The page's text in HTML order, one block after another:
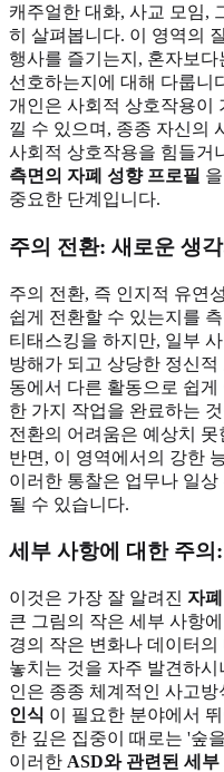
캐주얼한 대화, 사교 모임,
히 살펴봅니다. 이 영역의
행사를 즐기는지, 혼자보
선호하는지에 대해 다룹니
개인은 사회적 상호작용이
낄 수 있으며, 종종 자신의
사회적 상호작용을 힘들거
측면의 자폐 성향 프로필
중요한 단계입니다.
주의 전환: 새로운 생
주의 전환, 즉 인지적 유연
쉽게 전환할 수 있는지를
티태스킹을 하지만, 일부
방해가 되고 상당한 정신
동에서 다른 활동으로 쉽게
한 가지 작업을 완료하는
전환의 어려움은 예상치
반면, 이 영역에서의 강한
이러한 통찰은 업무나 일상
될 수 있습니다.
세부 사항에 대한 주
이것은 가장 잘 알려진 자
큰 그림의 작은 세부 사항
경의 작은 변화나 데이터의
놓치는 것을 자주 발견하
인은 종종 체계적인 사고
인식 이 필요한 분야에서
한 깊은 집중이 때로는 '숲
이러한 ASD와 관련된 세부